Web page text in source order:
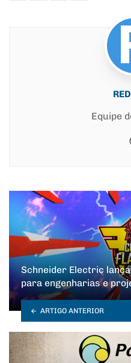
Equipe
Schneider Electric
para engenharias e
ARTIGO ANTERIOR